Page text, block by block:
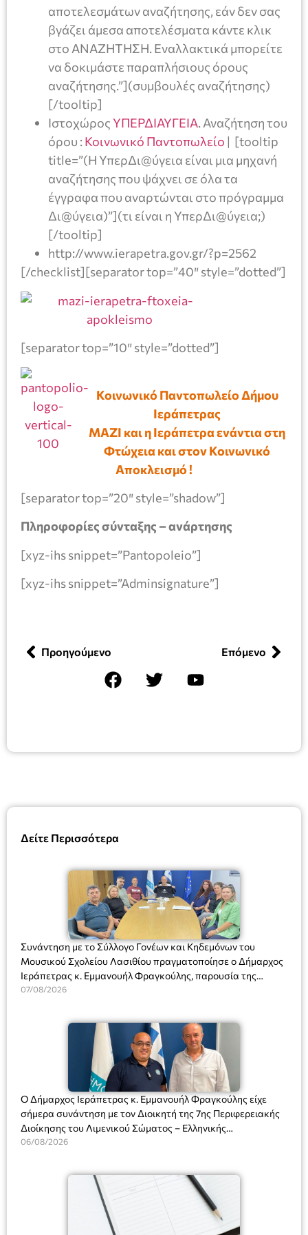
Δείτε Περισσότερα
Συνάντηση με το Σύλλογο Γονέων και Κηδεμόνων του
Μουσικού Σχολείου Λασιθίου πραγματοποίησε ο Δήμαρχος
Ιεράπετρας κ. Εμμανουήλ Φραγκούλης, παρουσία της
Διευθύντριας του σχολείου κας Μαριάννας Χαΐτα.
07/08/2026
Ο Δήμαρχος Ιεράπετρας κ. Εμμανουήλ Φραγκούλης είχε
σήμερα συνάντηση με τον Διοικητή της 7ης Περιφερειακής
Διοίκησης του Λιμενικού Σώματος – Ελληνικής
Ακτοφυλακής (Λ.Σ.-ΕΛ.ΑΚΤ.), Αρχιπλοίαρχο Λ.Σ. κ. Ιωάννη
06/08/2026
αποτελεσμάτων αναζήτησης, εάν δεν σας
βγάζει άμεσα αποτελέσματα κάντε κλικ
στο ΑΝΑΖΗΤΗΣΗ. Εναλλακτικά μπορείτε
να δοκιμάστε παραπλήσιους όρους
αναζήτησης.”](συμβουλές αναζήτησης)
[/tooltip]
ΙστοχώροςΥΠΕΡΔΙΑΥΓΕΙΑ. Αναζήτηση του
όρου :Κοινωνικό Παντοπωλείο | [tooltip
title=”(Η ΥπερΔι@ύγεια είναι μια μηχανή
αναζήτησης που ψάχνει σε όλα τα
έγγραφα που αναρτώνται στο πρόγραμμα
Δι@ύγεια)”](τι είναι η ΥπερΔι@ύγεια;)
[/tooltip]
http://www.ierapetra.gov.gr/?p=2562
[/checklist][separator top=”40″ style=”dotted”]
[separator top=”10″ style=”dotted”]
Κοινωνικό Παντοπωλείο Δήμου
Ιεράπετρας
ΜΑΖΙ και η Ιεράπετρα ενάντια στη
Φτώχεια και στον Κοινωνικό
Αποκλεισμό !
[separator top=”20″ style=”shadow”]
Πληροφορίες σύνταξης – ανάρτησης
[xyz-ihs snippet=”Pantopoleio”]
[xyz-ihs snippet=”Adminsignature”]
Προηγούμενο Επόμενο